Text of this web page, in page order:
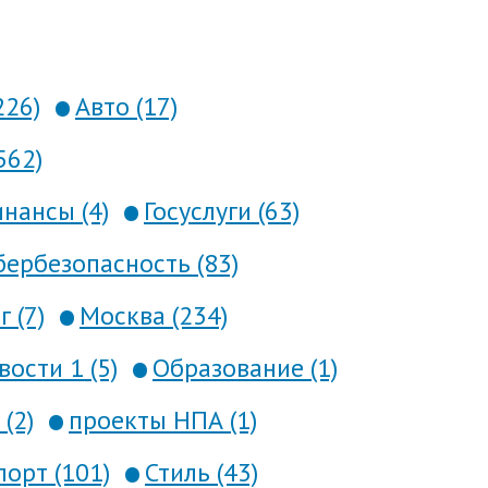
Авто (17)
(4)
Госуслуги (63)
(83)
(7)
Москва (234)
1 (5)
Образование (1)
проекты НПА (1)
(101) Стиль (43)